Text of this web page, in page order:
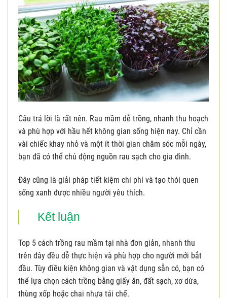
Câu trả lời là rất nên. Rau mầm dễ trồng, nhanh thu hoạch
và phù hợp với hầu hết không gian sống hiện nay. Chỉ cần
vài chiếc khay nhỏ và một ít thời gian chăm sóc mỗi ngày,
bạn đã có thể chủ động nguồn rau sạch cho gia đình.
Đây cũng là giải pháp tiết kiệm chi phí và tạo thói quen
sống xanh được nhiều người yêu thích.
Kết luận
Top 5 cách trồng rau mầm tại nhà đơn giản, nhanh thu
trên đây đều dễ thực hiện và phù hợp cho người mới bắt
đầu. Tùy điều kiện không gian và vật dụng sẵn có, bạn có
thể lựa chọn cách trồng bằng giấy ăn, đất sạch, xơ dừa,
thùng xốp hoặc chai nhựa tái chế.